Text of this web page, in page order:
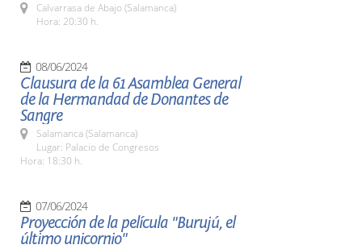
Calvarrasa de Abajo (Salamanca)
Hora: 20:30 h.
08/06/2024
Clausura de la 61 Asamblea General
de la Hermandad de Donantes de
Sangre
Salamanca (Salamanca)
Lugar: Palacio de Congresos
Hora: 18:30 h.
07/06/2024
Proyección de la película "Burujú, el
último unicornio"